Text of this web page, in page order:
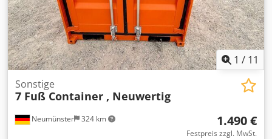
1 / 11
Neumünster 324 km
Sonstige
7 Fuß Container , Neuwertig
1.490 €
Festpreis zzgl. MwSt.